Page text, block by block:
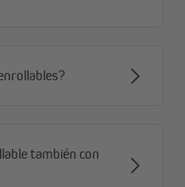
también con